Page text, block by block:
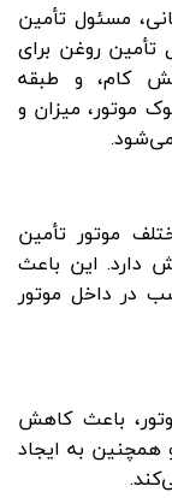
مسئول تأمین
روغن برای
کام، و طبقه
موتور، میزان و
می‌شود.
موتور تأمین
دارد. این باعث
در داخل موتور
باعث کاهش
به ایجاد